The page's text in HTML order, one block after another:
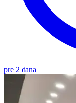
pre 2 dana